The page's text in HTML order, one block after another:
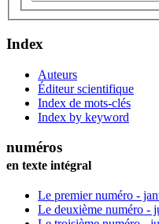
Index
Auteurs
Éditeur scientifique
Index de mots-clés
Index by keyword
numéros
en texte intégral
Le premier numéro -
Le deuxième numéro -